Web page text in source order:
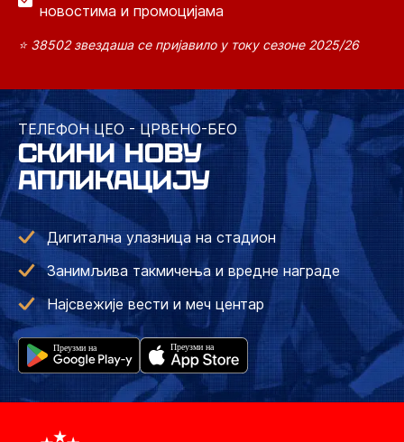
новостима и промоцијама
⭐ 38502 звездаша се пријавило у току сезоне 2025/26
ТЕЛЕФОН ЦЕО - ЦРВЕНО-БЕО
СКИНИ НОВУ
АПЛИКАЦИЈУ
Дигитална улазница на стадион
Занимљива такмичења и вредне награде
Најсвежије вести и меч центар